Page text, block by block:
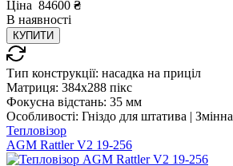
Ціна 84600 ₴
В наявності
КУПИТИ
Тип конструкції: насадка на приціл
Матриця: 384x288 пікс
Фокусна відстань: 35 мм
Особливості: Гніздо для штатива |
Тепловізор
AGM Rattler V2 19-256